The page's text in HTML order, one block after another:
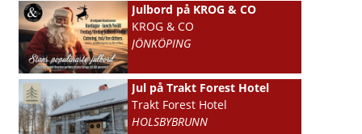
Julbord på KROG & CO
KROG & CO
JÖNKÖPING
Jul på Trakt Forest Hotel
Trakt Forest Hotel
HOLSBYBRUNN